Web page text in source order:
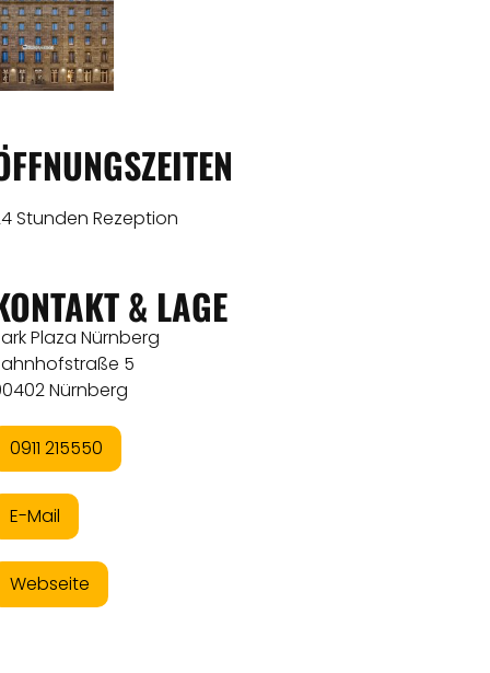
Stunden Rezeption
& LAGE
Plaza Nürnberg
5
Nürnberg
0911 215550
E-Mail
Webseite